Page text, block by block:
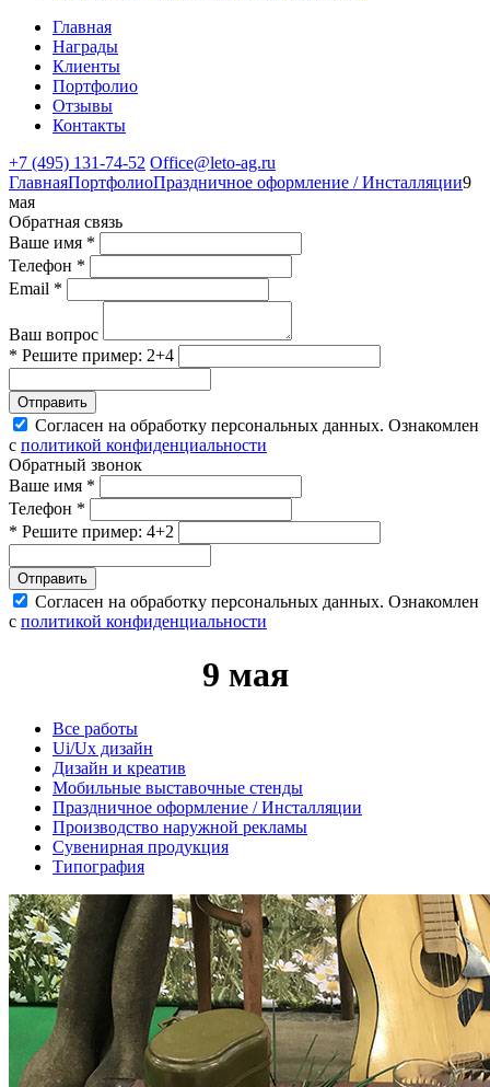
Главная
Награды
Клиенты
Портфолио
Отзывы
Контакты
+7 (495) 131-74-52 Office@leto-ag.ru
ГлавнаяПортфолиоПраздничное оформление / Инсталляции9
мая
Обратная связь
Ваше имя *
Телефон *
Email *
Ваш вопрос
* Решите пример: 2+4
Отправить
Согласен на обработку персональных данных. Ознакомлен
с политикой конфиденциальности
Обратный звонок
Ваше имя *
Телефон *
* Решите пример: 4+2
Отправить
Согласен на обработку персональных данных. Ознакомлен
с политикой конфиденциальности
9 мая
Все работы
Ui/Ux дизайн
Дизайн и креатив
Мобильные выставочные стенды
Праздничное оформление / Инсталляции
Производство наружной рекламы
Сувенирная продукция
Типография